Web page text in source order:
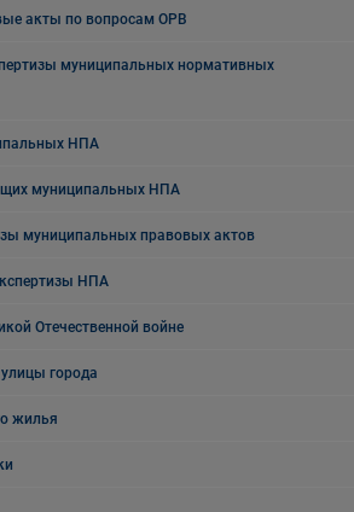
акты по вопросам ОРВ
муниципальных нормативных
НПА
муниципальных НПА
муниципальных правовых актов
НПА
Отечественной войне
города
жилья